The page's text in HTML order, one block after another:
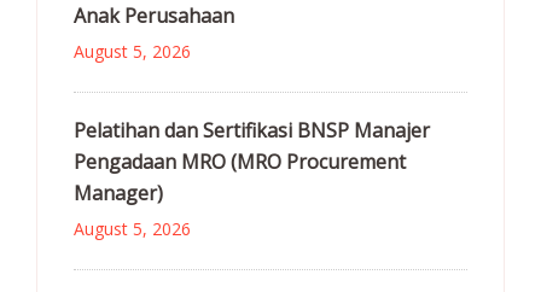
Anak Perusahaan
August 5, 2026
Pelatihan dan Sertifikasi BNSP Manajer
Pengadaan MRO (MRO Procurement
Manager)
August 5, 2026